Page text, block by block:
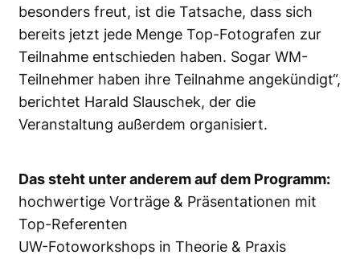
besonders freut, ist die Tatsache, dass sich
bereits jetzt jede Menge Top-Fotografen zur
Teilnahme entschieden haben. Sogar WM-
Teilnehmer haben ihre Teilnahme angekündigt“,
berichtet Harald Slauschek, der die
Veranstaltung außerdem organisiert.
Das steht unter anderem auf dem Programm:
hochwertige Vorträge & Präsentationen mit
Top-Referenten
UW-Fotoworkshops in Theorie & Praxis